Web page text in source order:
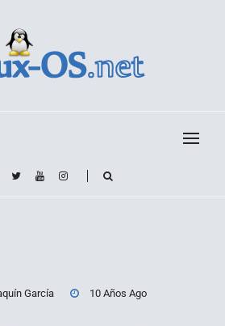
García 10 Años Ago